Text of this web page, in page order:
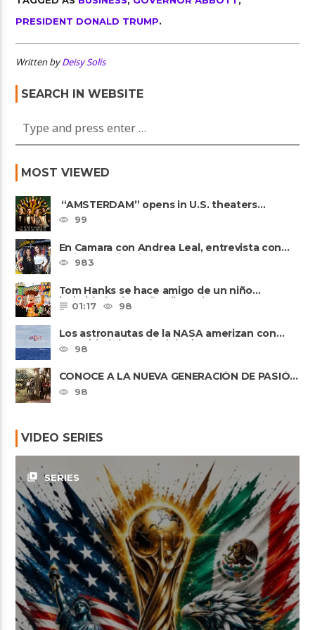
PRESIDENT DONALD TRUMP.
Written byDeisy Solis
SEARCH IN WEBSITE
MOST VIEWED
“AMSTERDAM” opens in U.S. theaters
October 7, 2022
99
En Camara con Andrea Leal, entrevista con
Majo Cornejo, Cirque Du ......
983
Tom Hanks se hace amigo de un niño
intimidado de 8 años llamado ......
01:17 98
Los astronautas de la NASA amerizan con
seguridad después del primer ......
98
CONOCE A LA NUEVA GENERACIÓN DE PASIÓN
DE GAVILANES II
98
VIDEO SERIES
video_library SERIES